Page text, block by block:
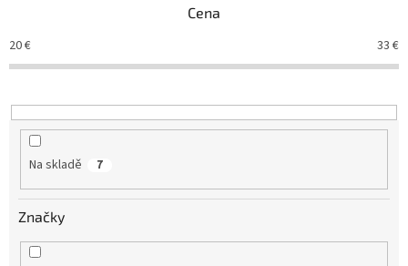
o
d
k
t
Cena
20€ 33 €
Na skladě 7
Značky